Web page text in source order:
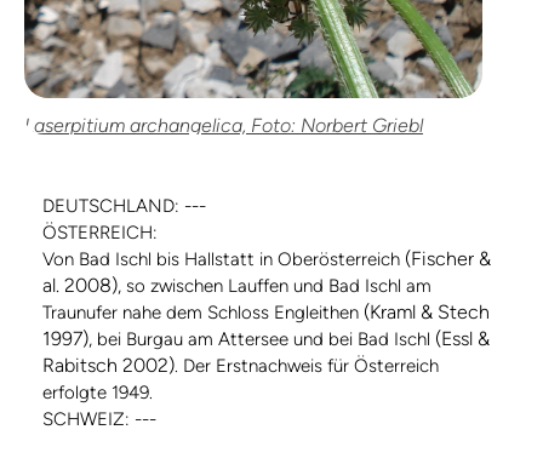
Laserpitium archangelica, Foto: Norbert Griebl
DEUTSCHLAND: ---
ÖSTERREICH:
Von Bad Ischl bis Hallstatt in Oberösterreich (Fischer &
al. 2008), so zwischen Lauffen und Bad Ischl am
Traunufer nahe dem Schloss Engleithen (Kraml & Stech
1997), bei Burgau am Attersee und bei Bad Ischl (Essl &
Rabitsch 2002). Der Erstnachweis für Österreich
erfolgte 1949.
SCHWEIZ: ---